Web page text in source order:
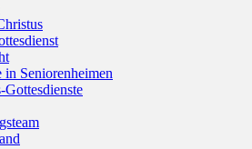
in Seniorenheimen